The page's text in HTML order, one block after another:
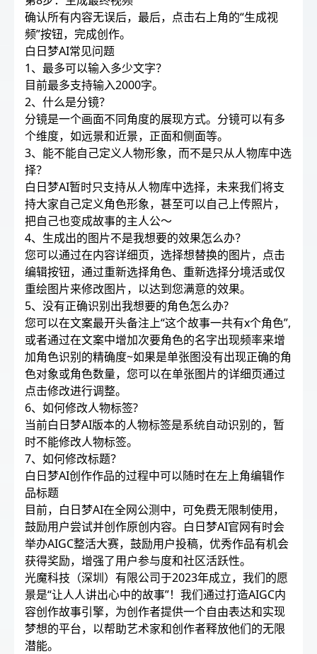
确认所有内容无误后，最后，点击右上角的“生成视
频”按钮，完成创作。
白日梦AI常见问题
1、最多可以输入多少文字？
目前最多支持输入2000字。
2、什么是分镜？
分镜是一个画面不同角度的展现方式。分镜可以有多
个维度，如远景和近景，正面和侧面等。
3、能不能自己定义人物形象，而不是只从人物库中选
择？
白日梦AI暂时只支持从人物库中选择，未来我们将支
持大家自己定义角色形象，甚至可以自己上传照片，
把自己也变成故事的主人公～
4、生成出的图片不是我想要的效果怎么办？
您可以通过在内容详细页，选择想替换的图片，点击
编辑按钮，通过重新选择角色、重新选择分境活或仅
重绘图片来修改图片，以达到您满意的效果。
5、没有正确识别出我想要的角色怎么办?
您可以在文案最开头备注上“这个故事一共有x个角色”,
或者通过在文案中增加次要角色的名字出现频率来增
加角色识别的精确度~如果是单张图没有出现正确的角
色对象或角色数量，您可以在单张图片的详细页通过
点击修改进行调整。
6、如何修改人物标签?
当前白日梦AI版本的人物标签是系统自动识别的，暂
时不能修改人物标签。
7、如何修改标题？
白日梦AI创作作品的过程中可以随时在左上角编辑作
品标题
目前，白日梦AI在全网公测中，可免费无限制使用，
鼓励用户尝试并创作原创内容。白日梦AI官网有时会
举办AIGC整活大赛，鼓励用户投稿，优秀作品有机会
获得奖励，增强了用户参与度和社区活跃性。
光魔科技（深圳）有限公司于2023年成立，我们的愿
景是“让人人讲出心中的故事”！我们通过打造AIGC内
容创作故事引擎，为创作者提供一个自由表达和实现
梦想的平台，以帮助艺术家和创作者释放他们的无限
潜能。